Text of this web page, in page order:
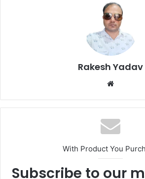
Rakesh Yadav
b
s
i
e
With Product You
Subscribe to our